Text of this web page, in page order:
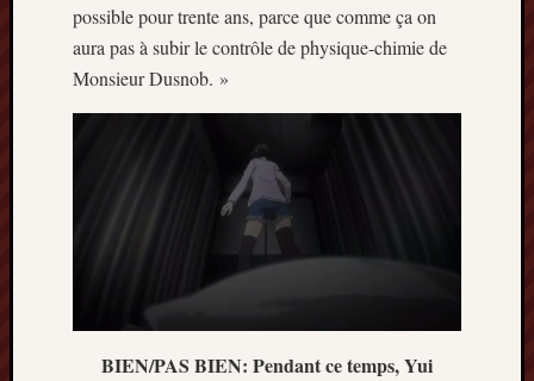
possible pour trente ans, parce que comme ça on
aura pas à subir le contrôle de physique-chimie de
Monsieur Dusnob. »
BIEN/PAS BIEN: Pendant ce temps, Yui